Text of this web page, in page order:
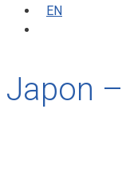
EN
Japon